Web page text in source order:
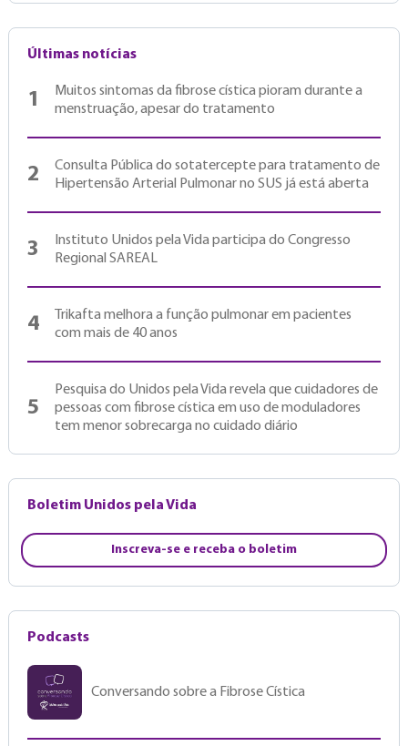
Últimas notícias
1
Muitos sintomas da fibrose cística pioram durante a
menstruação, apesar do tratamento
2
Consulta Pública do sotatercepte para tratamento de
Hipertensão Arterial Pulmonar no SUS já está aberta
3
Instituto Unidos pela Vida participa do Congresso
Regional SAREAL
4
Trikafta melhora a função pulmonar em pacientes
com mais de 40 anos
5
Pesquisa do Unidos pela Vida revela que cuidadores de
pessoas com fibrose cística em uso de moduladores
tem menor sobrecarga no cuidado diário
Boletim Unidos pela Vida
Inscreva-se e receba o boletim
Podcasts
Conversando sobre a Fibrose Cística